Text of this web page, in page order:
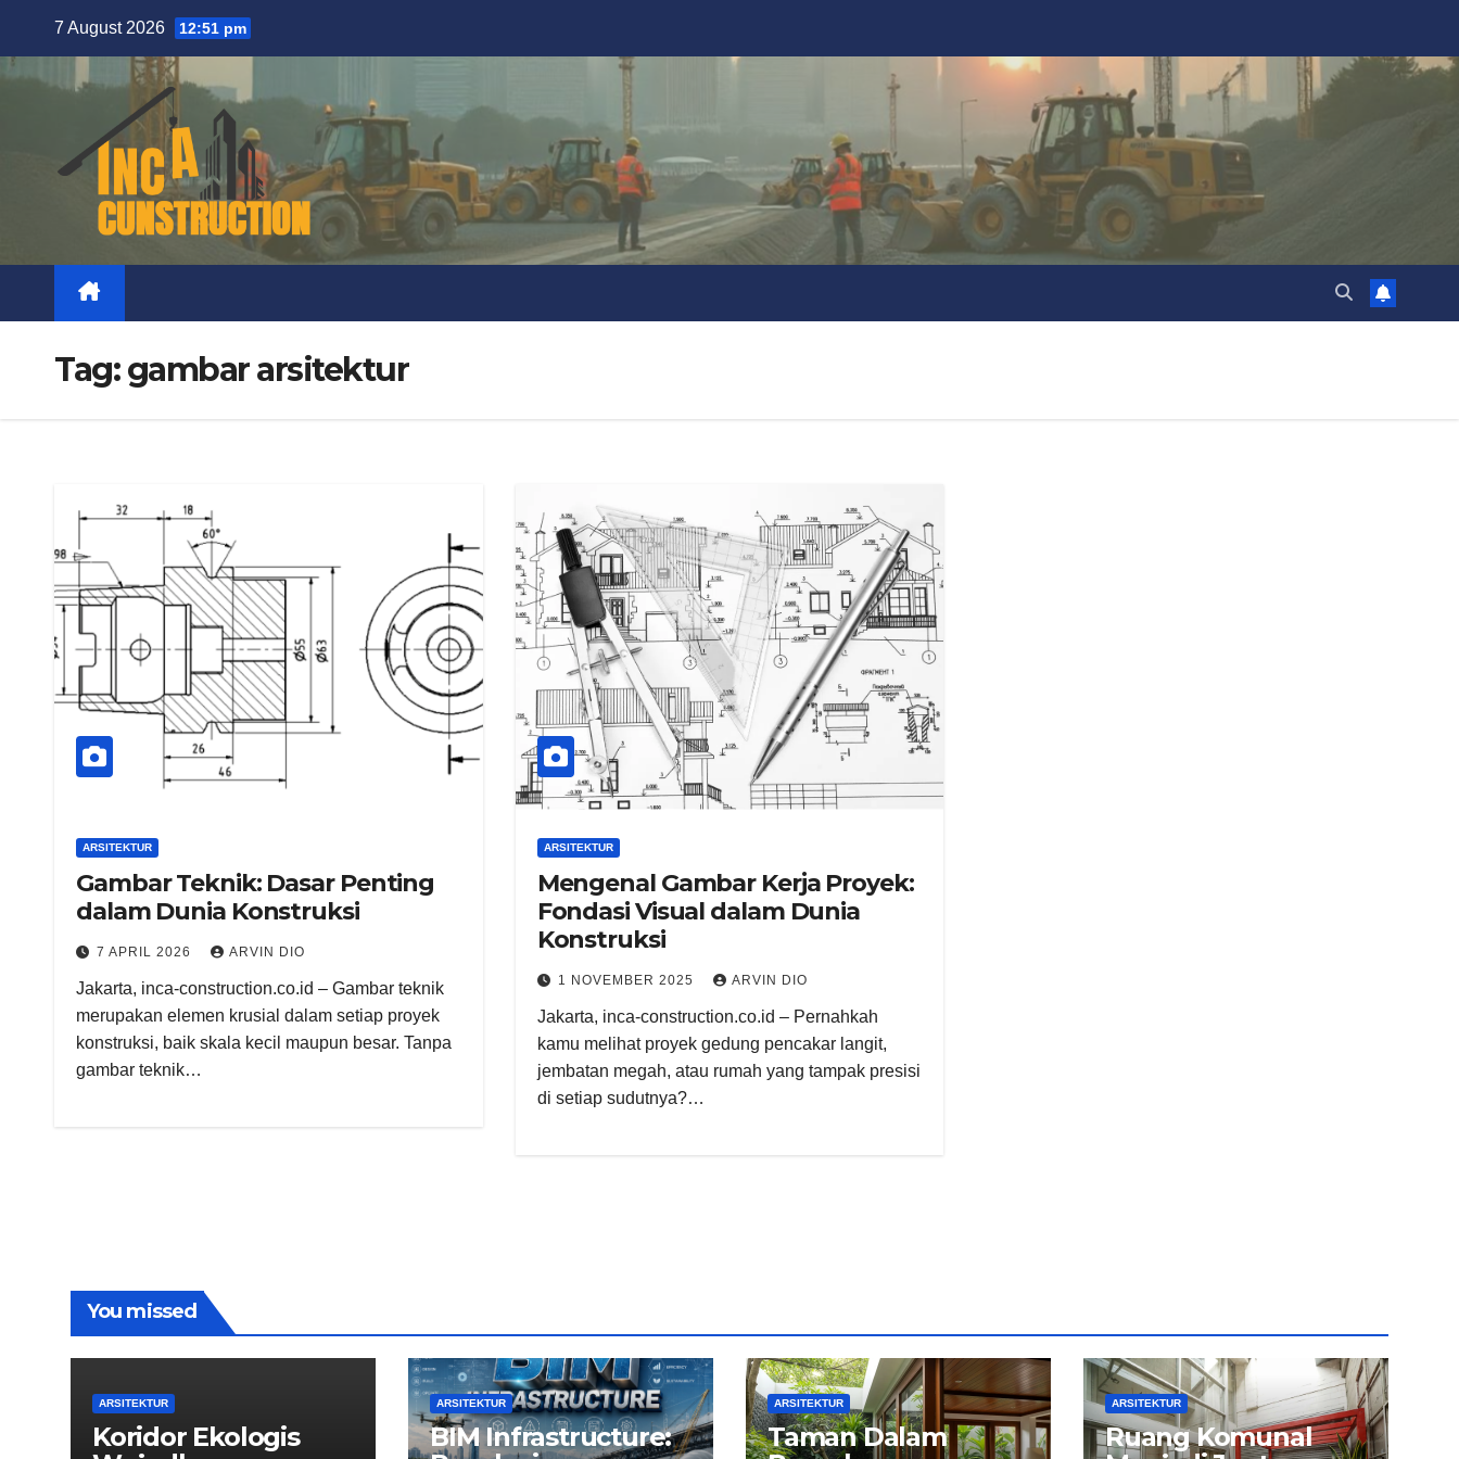
content
7 August 2026 12:51 pm
Tag:gambar arsitektur
ARSITEKTUR
Gambar Teknik: Dasar Penting
dalam Dunia Konstruksi
7 APRIL 2026 ARVIN DIO
Jakarta, inca-construction.co.id – Gambar teknik
merupakan elemen krusial dalam setiap proyek
konstruksi, baik skala kecil maupun besar. Tanpa
gambar teknik…
ARSITEKTUR
Mengenal Gambar Kerja Proyek:
Fondasi Visual dalam Dunia
Konstruksi
1 NOVEMBER 2025 ARVIN DIO
Jakarta, inca-construction.co.id – Pernahkah
kamu melihat proyek gedung pencakar langit,
jembatan megah, atau rumah yang tampak presisi
di setiap sudutnya?…
You missed
ARSITEKTUR
Koridor Ekologis
ARSITEKTUR
BIM Infrastructure:
ARSITEKTUR
Taman Dalam
ARSITEKTUR
Ruang Komunal